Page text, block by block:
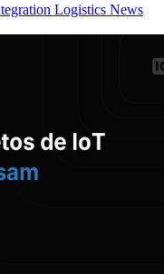
Logistics News